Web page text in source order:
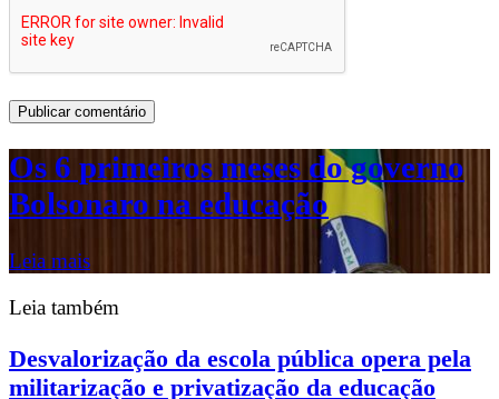
Os 6 primeiros meses do governo
Bolsonaro na educação
Leia mais
Leia também
Desvalorização da escola pública opera pela
militarização e privatização da educação